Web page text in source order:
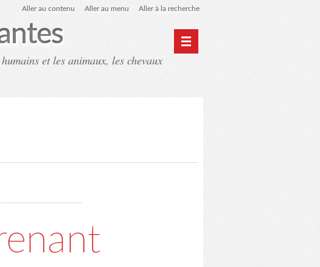
Aller au contenu Aller au menu Aller à la recherche
et les animaux, les chevaux